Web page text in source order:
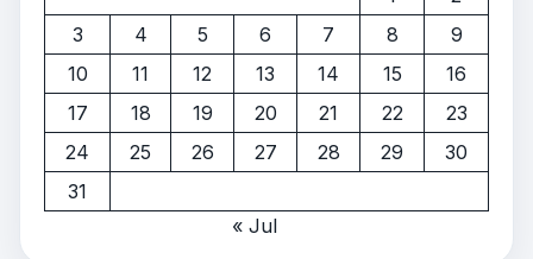
3
4 5 6 7 8
9
10
11 12 13 14 15
16
17
18 19 20 21 22
23
24
25 26 27 28 29
30
31
« Jul